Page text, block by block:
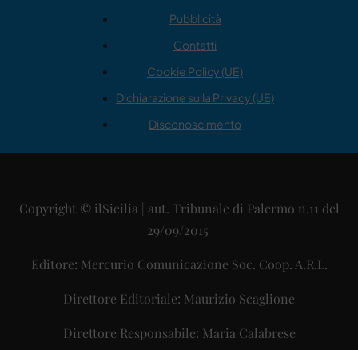
Pubblicità
Contatti
Cookie Policy (UE)
Dichiarazione sulla Privacy (UE)
Disconoscimento
Copyright © ilSicilia | aut. Tribunale di Palermo n.11 del
29/09/2015
Editore: Mercurio Comunicazione Soc. Coop. A.R.L.
Direttore Editoriale: Maurizio Scaglione
Direttore Responsabile: Maria Calabrese